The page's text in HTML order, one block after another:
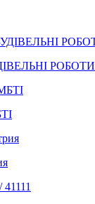
РОБОТИ